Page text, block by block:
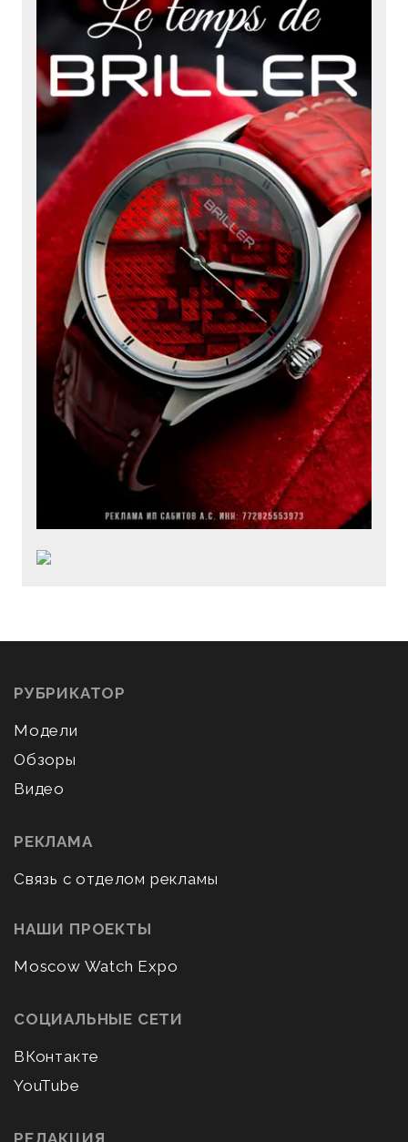
РУБРИКАТОР
Модели
Обзоры
Видео
РЕКЛАМА
Связь с отделом рекламы
НАШИ ПРОЕКТЫ
Moscow Watch Expo
СОЦИАЛЬНЫЕ СЕТИ
ВКонтакте
YouTube
РЕДАКЦИЯ